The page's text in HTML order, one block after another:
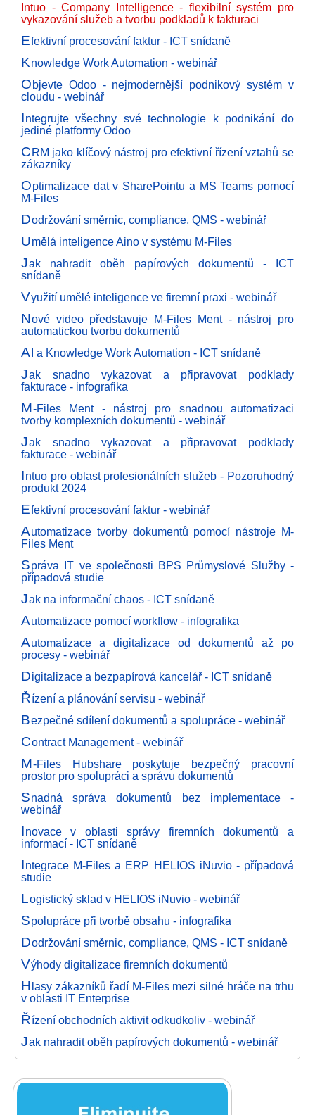
Intuo - Company Intelligence - flexibilní systém pro
vykazování služeb a tvorbu podkladů k fakturaci
Efektivní procesování faktur - ICT snídaně
Knowledge Work Automation - webinář
Objevte Odoo - nejmodernější podnikový systém v
cloudu - webinář
Integrujte všechny své technologie k podnikání do
jediné platformy Odoo
CRM jako klíčový nástroj pro efektivní řízení vztahů se
zákazníky
Optimalizace dat v SharePointu a MS Teams pomocí
M-Files
Dodržování směrnic, compliance, QMS - webinář
Umělá inteligence Aino v systému M-Files
Jak nahradit oběh papírových dokumentů - ICT
snídaně
Využití umělé inteligence ve firemní praxi - webinář
Nové video představuje M-Files Ment - nástroj pro
automatickou tvorbu dokumentů
AI a Knowledge Work Automation - ICT snídaně
Jak snadno vykazovat a připravovat podklady
fakturace - infografika
M-Files Ment - nástroj pro snadnou automatizaci
tvorby komplexních dokumentů - webinář
Jak snadno vykazovat a připravovat podklady
fakturace - webinář
Intuo pro oblast profesionálních služeb - Pozoruhodný
produkt 2024
Efektivní procesování faktur - webinář
Automatizace tvorby dokumentů pomocí nástroje M-
Files Ment
Správa IT ve společnosti BPS Průmyslové Služby -
případová studie
Jak na informační chaos - ICT snídaně
Automatizace pomocí workflow - infografika
Automatizace a digitalizace od dokumentů až po
procesy - webinář
Digitalizace a bezpapírová kancelář - ICT snídaně
Řízení a plánování servisu - webinář
Bezpečné sdílení dokumentů a spolupráce - webinář
Contract Management - webinář
M-Files Hubshare poskytuje bezpečný pracovní
prostor pro spolupráci a správu dokumentů
Snadná správa dokumentů bez implementace -
webinář
Inovace v oblasti správy firemních dokumentů a
informací - ICT snídaně
Integrace M-Files a ERP HELIOS iNuvio - případová
studie
Logistický sklad v HELIOS iNuvio - webinář
Spolupráce při tvorbě obsahu - infografika
Dodržování směrnic, compliance, QMS - ICT snídaně
Výhody digitalizace firemních dokumentů
Hlasy zákazníků řadí M-Files mezi silné hráče na trhu
v oblasti IT Enterprise
Řízení obchodních aktivit odkudkoliv - webinář
Jak nahradit oběh papírových dokumentů - webinář